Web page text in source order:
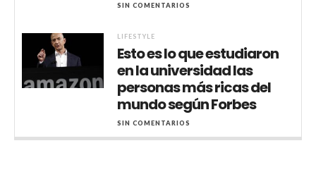
SIN COMENTARIOS
LIFESTYLE
Esto es lo que estudiaron
en la universidad las
personas más ricas del
mundo según Forbes
SIN COMENTARIOS